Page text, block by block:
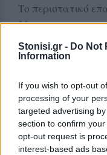
Stonisi.gr - Do Not
Information
If you wish to opt-out
processing of your
targeted advertising
section to confirm
opt-out request is
interest-based ads
Το περιστατικό
ζήτημα της
πλούτου της
αυστηρής
κάθε χρόνο
κόσμο.
Δείτε